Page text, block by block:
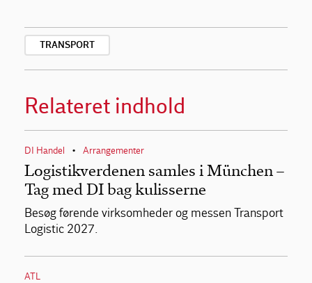
TRANSPORT
Relateret indhold
DI Handel • Arrangementer
Logistikverdenen samles i München –
Tag med DI bag kulisserne
Besøg førende virksomheder og messen Transport
Logistic 2027.
ATL